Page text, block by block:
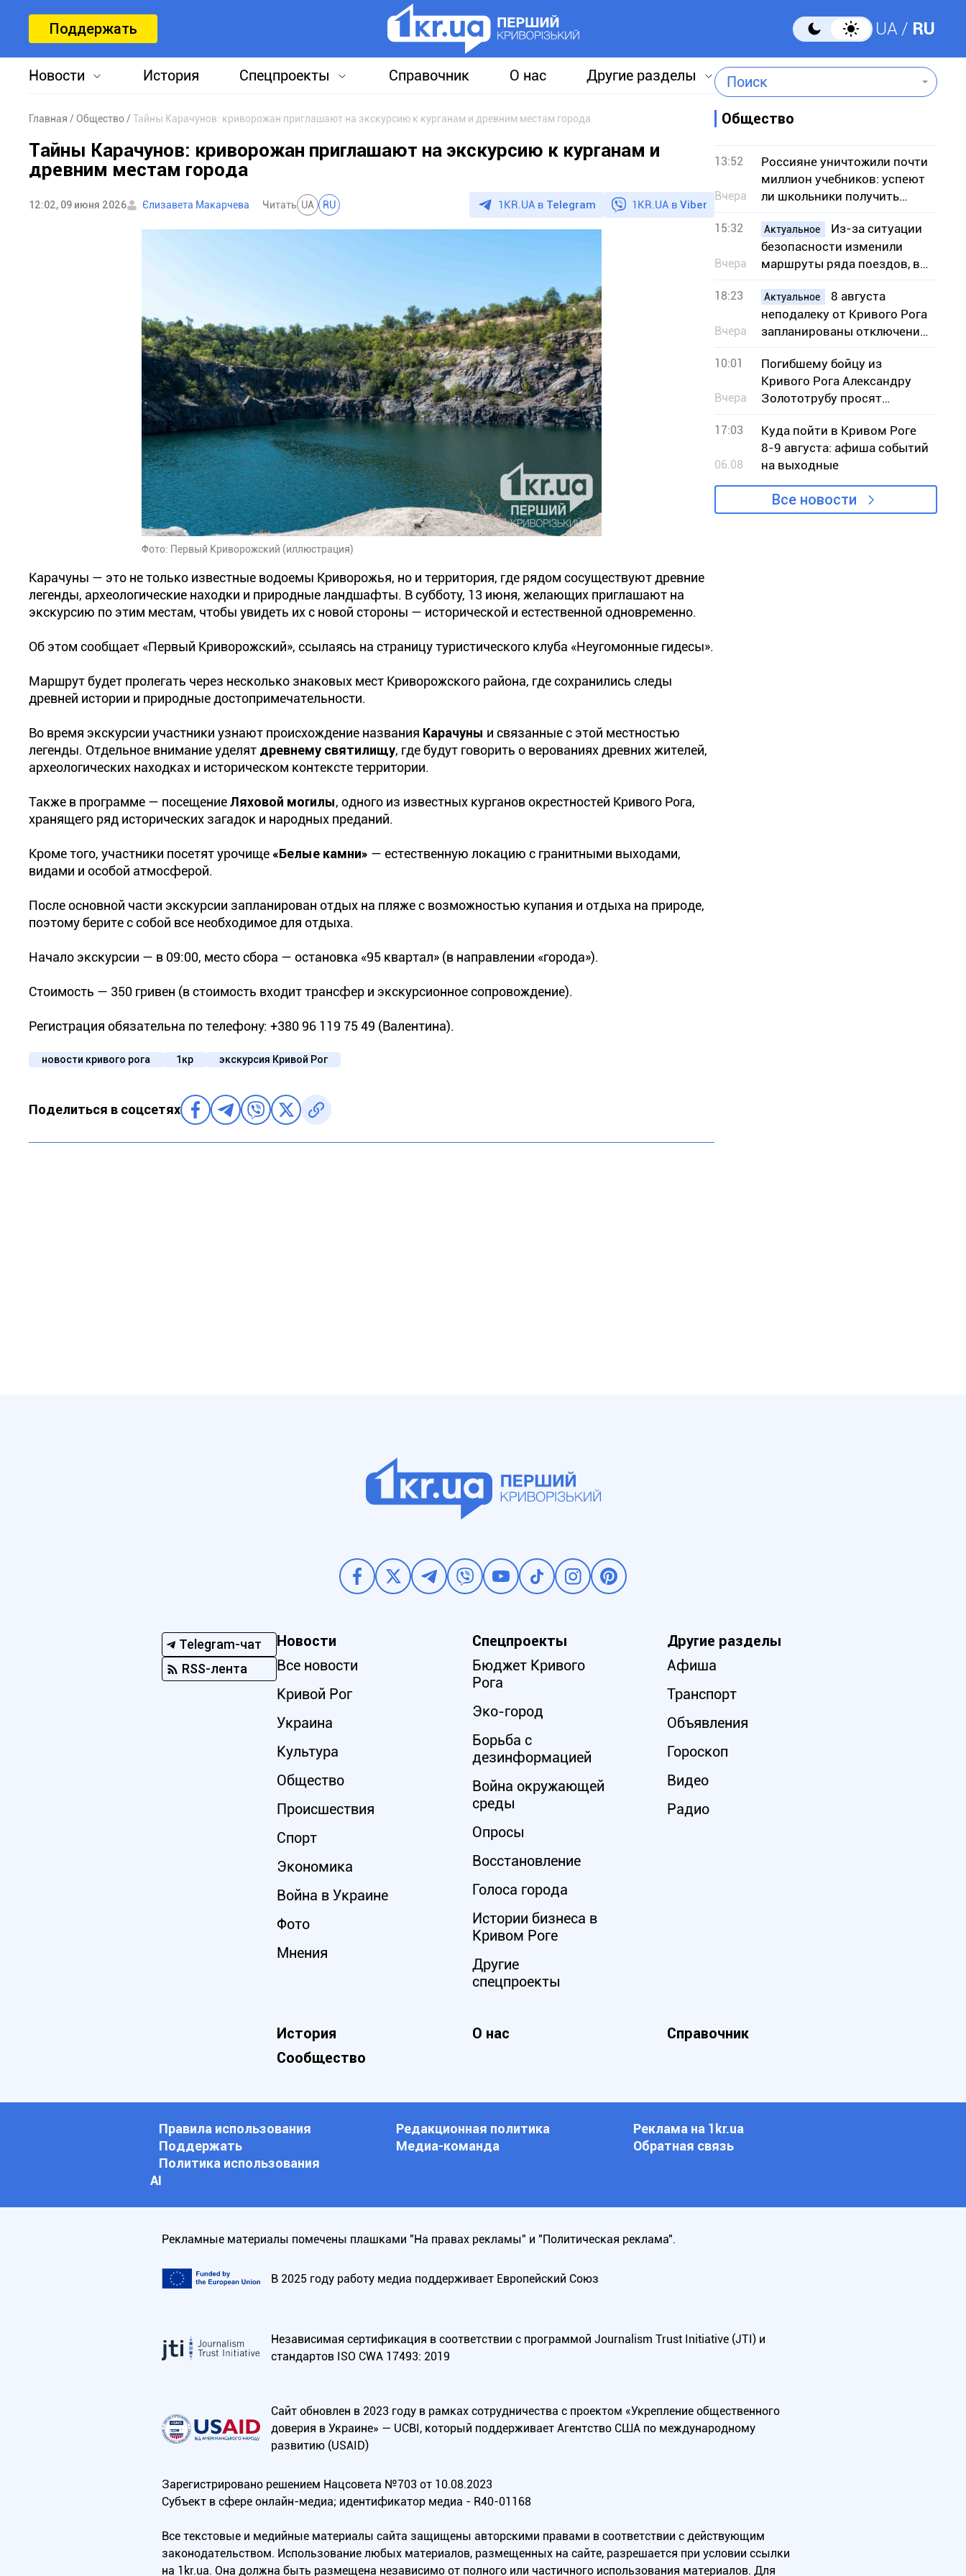
Поддержать UA RU
Новости История Спецпроекты Справочник О нас Другие разделы Поиск
Главная Общество Тайны Карачунов: криворожан приглашают на экскурсию к курганам и древним местам города
Тайны Карачунов: криворожан приглашают на экскурсию к курганам и
древним местам города
12:02, 09 июня 2026 Єлизавета Макарчева Читать UA RU 1KR.UA в Telegram 1KR.UA в Viber
Фото: Первый Криворожский (иллюстрация)
Карачуны — это не только известные водоемы Криворожья, но и территория, где рядом сосуществуют древние
легенды, археологические находки и природные ландшафты. В субботу, 13 июня, желающих приглашают на
экскурсию по этим местам, чтобы увидеть их с новой стороны — исторической и естественной одновременно.
Об этом сообщает «Первый Криворожский», ссылаясь на страницу туристического клуба «Неугомонные гидесы».
Маршрут будет пролегать через несколько знаковых мест Криворожского района, где сохранились следы
древней истории и природные достопримечательности.
Во время экскурсии участники узнают происхождение названия Карачуны и связанные с этой местностью
легенды. Отдельное внимание уделят древнему святилищу, где будут говорить о верованиях древних жителей,
археологических находках и историческом контексте территории.
Также в программе — посещениеЛяховой могилы, одного из известных курганов окрестностей Кривого Рога,
хранящего ряд исторических загадок и народных преданий.
Кроме того, участники посетят урочище «Белые камни» — естественную локацию с гранитными выходами,
видами и особой атмосферой.
После основной части экскурсии запланирован отдых на пляже с возможностью купания и отдыха на природе,
поэтому берите с собой все необходимое для отдыха.
Начало экскурсии — в 09:00, место сбора — остановка «95 квартал» (в направлении «города»).
Стоимость — 350 гривен (в стоимость входит трансфер и экскурсионное сопровождение).
Регистрация обязательна по телефону: +380 96 119 75 49 (Валентина).
новости кривого рога 1кр экскурсия Кривой Рог
Поделиться в соцсетях
Общество
13:52
Вчера
Россияне уничтожили почти
миллион учебников: успеют
ли школьники получить
книги к учебному году
15:32
Вчера
Актуальное
Из-за ситуации
безопасности изменили
маршруты ряда поездов, в
частности сообщением с
Кривым Рогом
18:23
Вчера
Актуальное
8 августа
неподалеку от Кривого Рога
запланированы отключения
света – адреса
10:01
Вчера
Погибшему бойцу из
Кривого Рога Александру
Золототрубу просят
присвоить звание Героя
Украины
17:03
06.08
Куда пойти в Кривом Роге
8-9 августа: афиша событий
на выходные
Все новости
Telegram-чат
RSS-лента
Новости
Все новости
Кривой Рог
Украина
Культура
Общество
Происшествия
Спорт
Экономика
Война в Украине
Фото
Мнения
Спецпроекты
Бюджет Кривого
Рога
Эко-город
Борьба с
дезинформацией
Война окружающей
среды
Опросы
Восстановление
Голоса города
Истории бизнеса в
Кривом Роге
Другие
спецпроекты
Другие разделы
Афиша
Транспорт
Объявления
Гороскоп
Видео
Радио
История О нас
Справочник
Сообщество
Правила использования Редакционная политика
Реклама на 1kr.ua
Поддержать
Медиа-команда
Обратная связь
Политика использования
АI
Рекламные материалы помечены плашками "На правах рекламы" и "Политическая реклама".
В 2025 году работу медиа поддерживает Европейский Союз
Независимая сертификация в соответствии с программой Journalism Trust Initiative (JTI) и
стандартов ISO CWA 17493: 2019
Сайт обновлен в 2023 году в рамках сотрудничества с проектом «Укрепление общественного
доверия в Украине» — UCBI, который поддерживает Агентство США по международному
развитию (USAID)
Зарегистрировано решением Нацсовета №703 от 10.08.2023
Субъект в сфере онлайн-медиа; идентификатор медиа - R40-01168
Все текстовые и медийные материалы сайта защищены авторскими правами в соответствии с действующим
законодательством. Использование любых материалов, размещенных на сайте, разрешается при условии ссылки
на 1kr.ua. Она должна быть размещена независимо от полного или частичного использования материалов. Для